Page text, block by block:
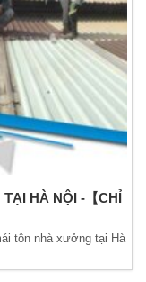
HÀ NỘI -【CHỈ
tôn nhà xưởng tại Hà